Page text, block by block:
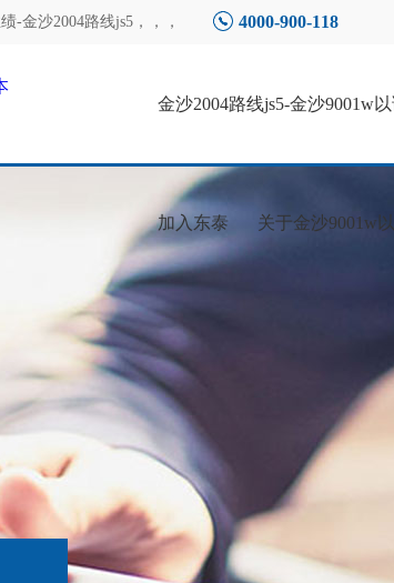
-金沙2004路线js5 ，，， 4000-900-118
金沙2004路线js5-金沙9001w
加入东泰 关于金沙9001w